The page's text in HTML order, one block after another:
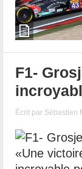
F1-
Écrit par Sébastien